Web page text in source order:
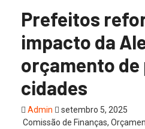
Prefeitos
impacto da
orçamento de
cidades
Admin
setembro 5, 2025
Comissão de Finanças,